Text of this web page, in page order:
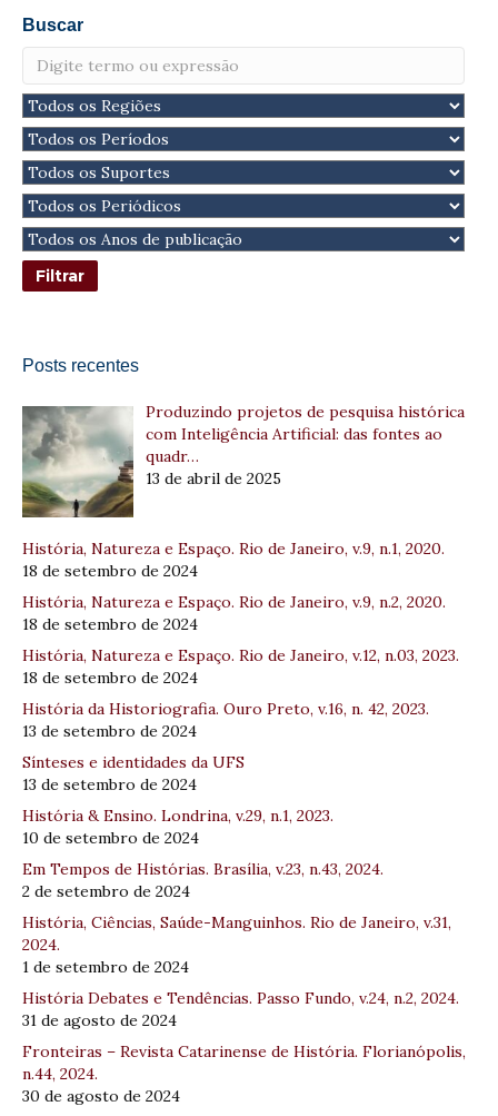
Buscar
Posts recentes
Produzindo projetos de pesquisa histórica
com Inteligência Artificial: das fontes ao
quadr…
13 de abril de 2025
História, Natureza e Espaço. Rio de Janeiro, v.9, n.1, 2020.
18 de setembro de 2024
História, Natureza e Espaço. Rio de Janeiro, v.9, n.2, 2020.
18 de setembro de 2024
História, Natureza e Espaço. Rio de Janeiro, v.12, n.03, 2023.
18 de setembro de 2024
História da Historiografia. Ouro Preto, v.16, n. 42, 2023.
13 de setembro de 2024
Sínteses e identidades da UFS
13 de setembro de 2024
História & Ensino. Londrina, v.29, n.1, 2023.
10 de setembro de 2024
Em Tempos de Histórias. Brasília, v.23, n.43, 2024.
2 de setembro de 2024
História, Ciências, Saúde-Manguinhos. Rio de Janeiro, v.31,
2024.
1 de setembro de 2024
História Debates e Tendências. Passo Fundo, v.24, n.2, 2024.
31 de agosto de 2024
Fronteiras – Revista Catarinense de História. Florianópolis,
n.44, 2024.
30 de agosto de 2024